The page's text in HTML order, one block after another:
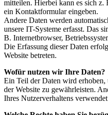
mitteilen. Hierbei kann es sich z.
ein Kontaktformular eingeben.
Andere Daten werden
unsere IT-Systeme erfasst. Das
B. Internetbrowser,
Die Erfassung dieser Daten
Website betreten.
Wofür nutzen wir Ihre Daten?
Ein Teil der Daten wird
der Website zu gewährleisten.
Ihres Nutzerverhaltens